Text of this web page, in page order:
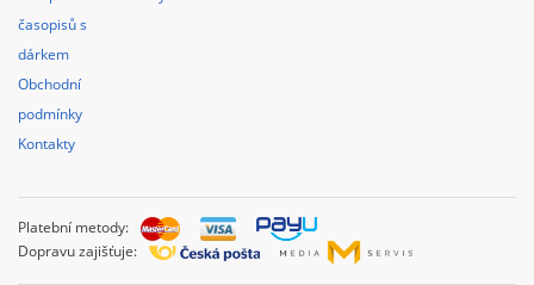
časopisů s
dárkem
Obchodní
podmínky
Kontakty
Platební metody:
Dopravu zajišťuje: